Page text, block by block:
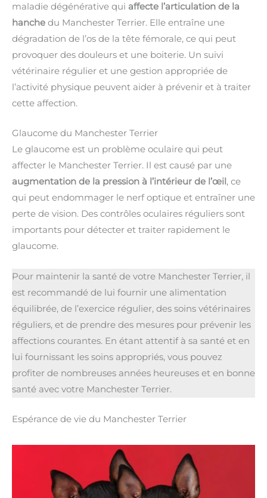
maladie dégénérative qui affecte l’articulation de la
hanche du Manchester Terrier. Elle entraîne une
dégradation de l’os de la tête fémorale, ce qui peut
provoquer des douleurs et une boiterie. Un suivi
vétérinaire régulier et une gestion appropriée de
l’activité physique peuvent aider à prévenir et à traiter
cette affection.
Glaucome du Manchester Terrier
Le glaucome est un problème oculaire qui peut
affecter le Manchester Terrier. Il est causé par une
augmentation de la pression à l’intérieur de l’œil , ce
qui peut endommager le nerf optique et entraîner une
perte de vision. Des contrôles oculaires réguliers sont
importants pour détecter et traiter rapidement le
glaucome.
Pour maintenir la santé de votre Manchester Terrier, il
est recommandé de lui fournir une alimentation
équilibrée, de l’exercice régulier, des soins vétérinaires
réguliers, et de prendre des mesures pour prévenir les
affections courantes. En étant attentif à sa santé et en
lui fournissant les soins appropriés, vous pouvez
profiter de nombreuses années heureuses et en bonne
santé avec votre Manchester Terrier.
Espérance de vie du Manchester Terrier